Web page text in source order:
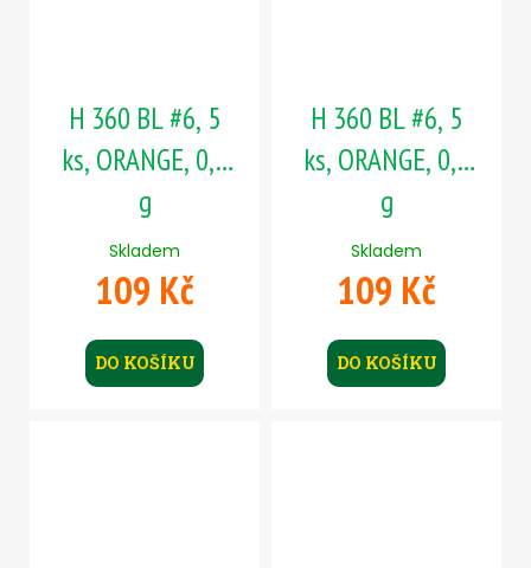
H 360 BL #6, 5
ks, ORANGE, 0,4
g
Skladem
109 Kč
DO KOŠÍKU
H 360 BL #6, 5
ks, ORANGE, 0,6
g
Skladem
109 Kč
DO KOŠÍKU